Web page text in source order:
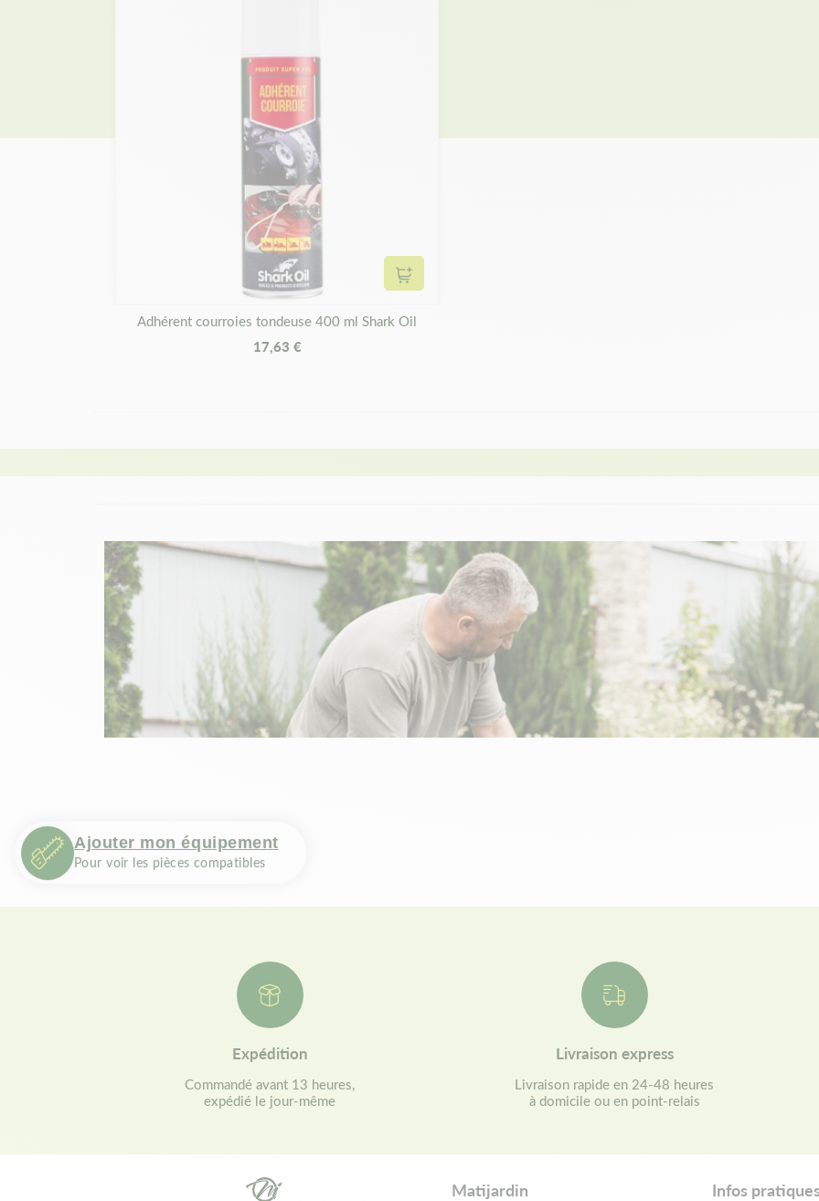
Ajouter mon équipement
Pour voir les pièces compatibles
Ajouter au panier
Adhérent courroies tondeuse 400 ml Shark Oil
17,63 €
Expédition
Commandé avant 13 heures,
expédié le jour-même
Livraison express
Livraison rapide en 24-48 heures
à domicile ou en point-relais
Matijardin Infos